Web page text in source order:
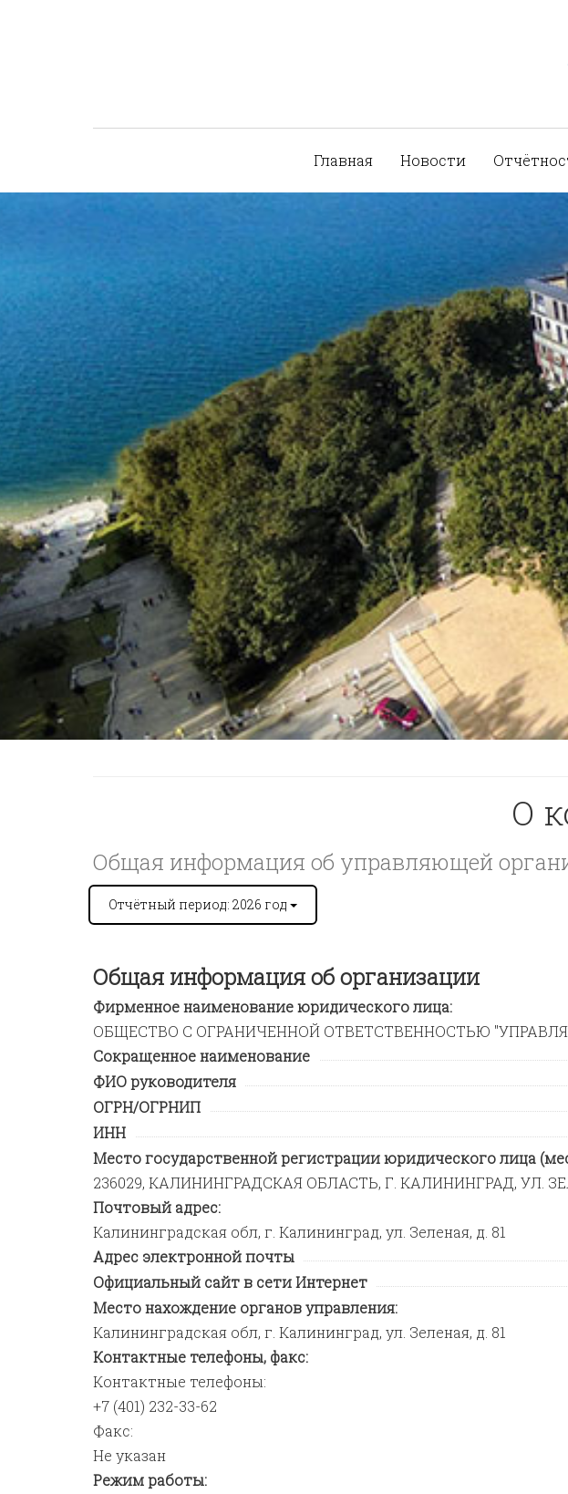
Главная Новости
О
Общая информация об управляющей
Отчётный период: 2026 год
Общая информация об организации
Фирменное наименование юридического лица:
ОБЩЕСТВО С ОГРАНИЧЕННОЙ ОТВЕТСТВЕННОСТЬЮ
Сокращенное наименование
ФИО руководителя
ОГРН/ОГРНИП
ИНН
Место государственной регистрации юридического лица
236029, КАЛИНИНГРАДСКАЯ ОБЛАСТЬ, Г. КАЛИНИНГРАД, УЛ.
Почтовый адрес:
Калининградская обл, г. Калининград, ул. Зеленая, д. 81
Адрес электронной почты
Официальный сайт в сети Интернет
Место нахождение органов управления:
Калининградская обл, г. Калининград, ул. Зеленая, д. 81
Контактные телефоны, факс:
Контактные телефоны:
+7 (401) 232-33-62
Факс:
Не указан
Режим работы: